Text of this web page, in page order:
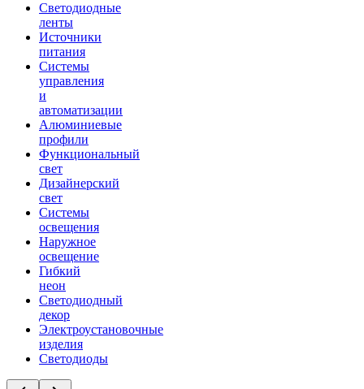
Светодиодные
ленты
Источники
питания
Системы
управления
и
автоматизации
Алюминиевые
профили
Функциональный
свет
Дизайнерский
свет
Системы
освещения
Наружное
освещение
Гибкий
неон
Светодиодный
декор
Электроустановочные
изделия
Светодиоды